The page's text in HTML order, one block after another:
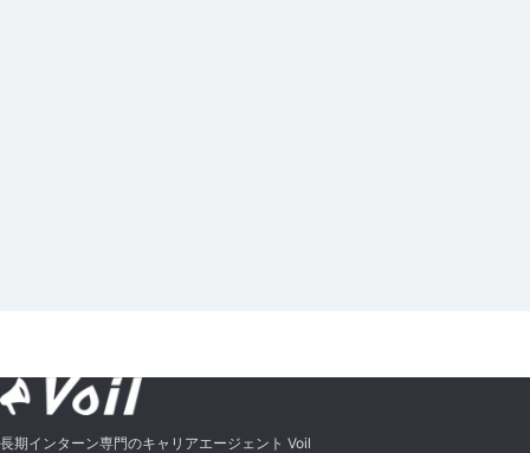
長期インターン専門のキャリアエージェント Voil